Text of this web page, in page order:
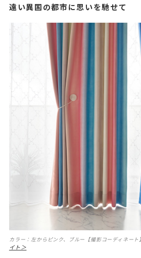
遠い異国の都市に思いを馳せて
カラー：左からピンク、ブルー【撮影コーディネート
イト＞